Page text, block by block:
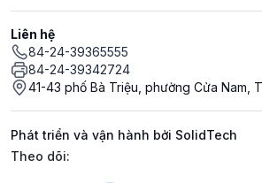
Liên hệ
84-24-39365555
84-24-39342724
41-43 phố Bà Triệu, phường Cửa Nam,
Phát triển và vận hành bởi SolidTech
Mạng xã hội
Theo dõi: